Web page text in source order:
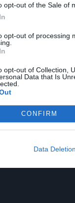
opt-out of the Sale of
opt-out of processing
opt-out of Collection,
Data that Is
CONFIRM
Data Deletion
τη
, ενώ εξήγησε
που το
θα